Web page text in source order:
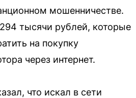
мошенничестве.
тысячи рублей, которые
на покупку
через интернет.
что искал в сети